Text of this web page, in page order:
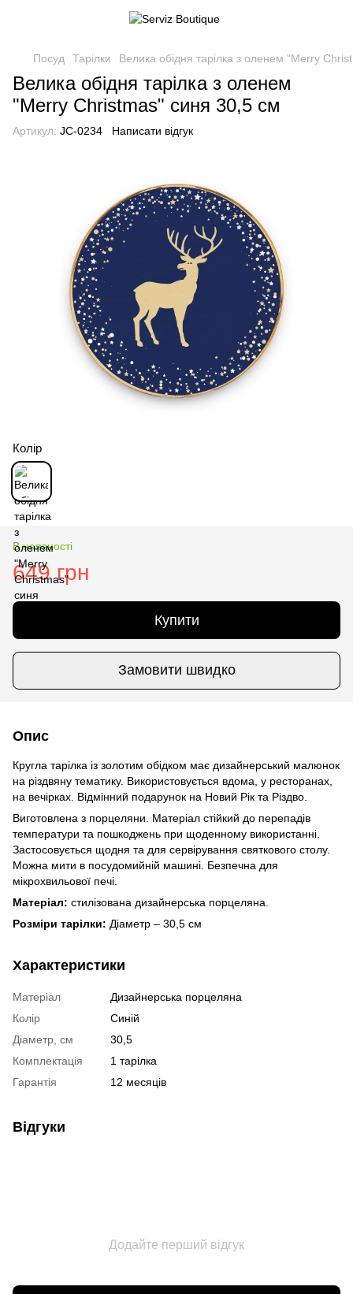
Посуд Тарілки Велика обідня тарілка з оленем "Merry
Велика обідня тарілка з оленем
"Merry Christmas" синя 30,5 см
Артикул: JC-0234 Написати відгук
Колір
В наявності
649 грн
Купити
Замовити швидко
Опис
Кругла тарілка із золотим обідком має дизайнерський малюнок
на різдвяну тематику. Використовується вдома, у ресторанах,
на вечірках. Відмінний подарунок на Новий Рік та Різдво.
Виготовлена ​​з порцеляни. Матеріал стійкий до перепадів
температури та пошкоджень при щоденному використанні.
Застосовується щодня та для сервірування святкового столу.
Можна мити в посудомийній машині. Безпечна для
мікрохвильової печі.
Матеріал: стилізована дизайнерська порцеляна.
Розміри тарілки: Діаметр – 30,5 см
Характеристики
Матеріал
Дизайнерська порцеляна
Колір
Синій
Діаметр, см
30,5
Комплектація
1 тарілка
Гарантія
12 месяців
Відгуки
Додайте перший відгук